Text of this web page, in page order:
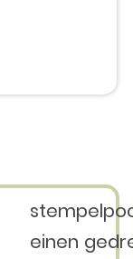
einen